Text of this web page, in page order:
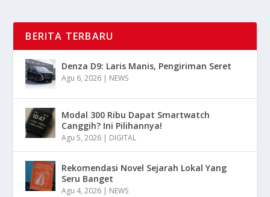
BERITA TERBARU
Denza D9: Laris Manis, Pengiriman Seret
Agu 6, 2026 | NEWS
Modal 300 Ribu Dapat Smartwatch
Canggih? Ini Pilihannya!
Agu 5, 2026 | DIGITAL
Rekomendasi Novel Sejarah Lokal Yang
Seru Banget
Agu 4, 2026 | NEWS